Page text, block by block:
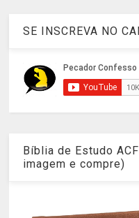
SE INSCREVA NO
Bíblia de Estudo
imagem e compre)